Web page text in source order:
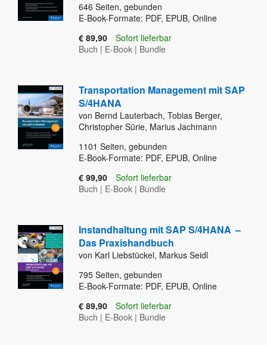
646 Seiten, gebunden
E-Book-Formate: PDF, EPUB, Online
€ 89,90
Sofort lieferbar
Buch | E-Book | Bundle
Transportation Management mit SAP
S/4HANA
von Bernd Lauterbach, Tobias Berger,
Christopher Sürie, Marius Jachmann
1101 Seiten, gebunden
E-Book-Formate: PDF, EPUB, Online
€ 99,90
Sofort lieferbar
Buch | E-Book | Bundle
Instandhaltung mit SAP S/4HANA –
Das Praxishandbuch
von Karl Liebstückel, Markus Seidl
795 Seiten, gebunden
E-Book-Formate: PDF, EPUB, Online
€ 89,90
Sofort lieferbar
Buch | E-Book | Bundle